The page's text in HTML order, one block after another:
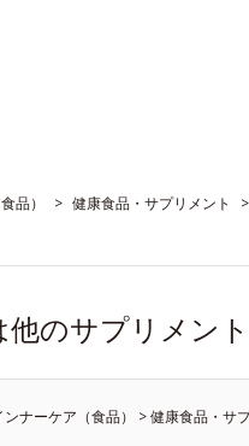
品） > 健康食品・サプリメント >
のサプリメン
ンナーケア（食品） >健康食品・サ